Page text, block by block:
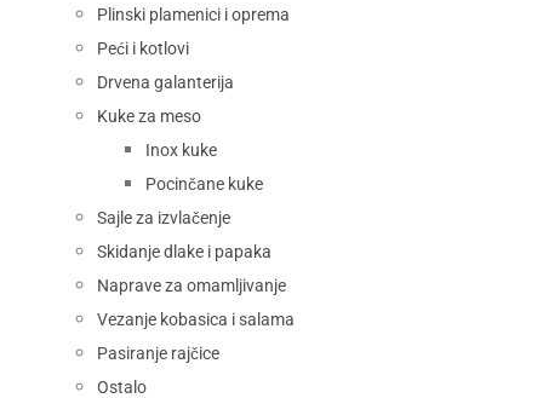
Plinski plamenici i oprema
Peći i kotlovi
Drvena galanterija
Kuke za meso
Inox kuke
Pocinčane kuke
Sajle za izvlačenje
Skidanje dlake i papaka
Naprave za omamljivanje
Vezanje kobasica i salama
Pasiranje rajčice
Ostalo